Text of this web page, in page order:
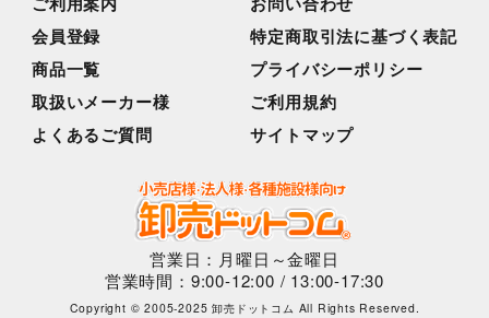
会員登録
商品一覧
取扱いメーカー様
よくあるご質問
特定商取引法に基づく表記
プライバシーポリシー
ご利用規約
サイトマップ
営業日：月曜日～金曜日
営業時間：9:00-12:00 / 13:00-17:30
Copyright © 2005-2025 卸売ドットコム All Rights Reserved.